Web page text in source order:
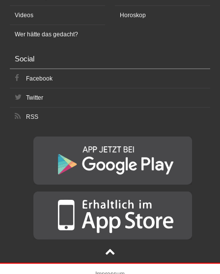
Videos
Wer hätte das gedacht?
Horoskop
Social
Facebook
Twitter
RSS